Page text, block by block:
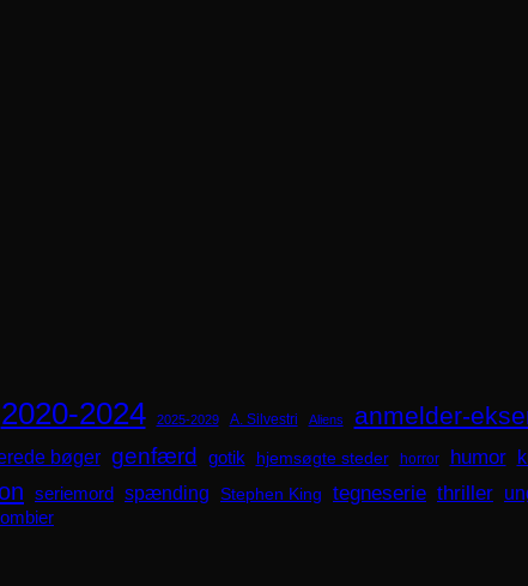
2020-2024 2025-2029 A. Silvestri Aliens anmelder-
bøger genfærd gotik hjemsøgte steder horror humor
seriemord spænding Stephen King tegneserie thriller